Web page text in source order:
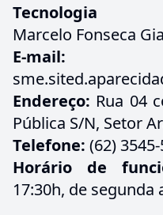
Tecnologia
Marcelo Fonseca
E-mail:
Endereço: Rua 04
Pública S/N, Setor
Telefone: (62)
Horário de
17:30h, de segunda